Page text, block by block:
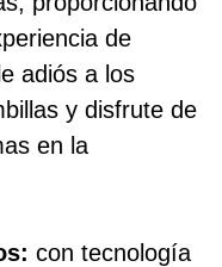
de
adiós a los
y disfrute de
en la
con tecnología